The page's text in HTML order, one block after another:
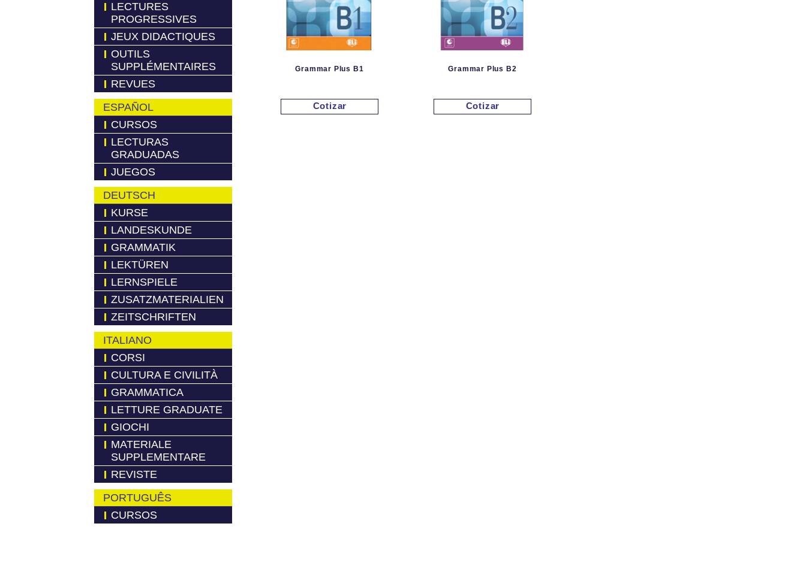
LECTURES
PROGRESSIVES
JEUX DIDACTIQUES
OUTILS
SUPPLÉMENTAIRES
REVUES
ESPAÑOL
CURSOS
LECTURAS
GRADUADAS
JUEGOS
DEUTSCH
KURSE
LANDESKUNDE
GRAMMATIK
LEKTÜREN
LERNSPIELE
ZUSATZMATERIALIEN
ZEITSCHRIFTEN
ITALIANO
CORSI
CULTURA E CIVILITÀ
GRAMMATICA
LETTURE GRADUATE
GIOCHI
MATERIALE
SUPPLEMENTARE
REVISTE
PORTUGUÊS
CURSOS
Grammar Plus B1
Cotizar
Grammar Plus B2
Cotizar